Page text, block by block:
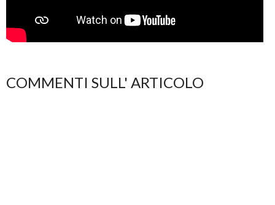
COMMENTI SULL' ARTICOLO